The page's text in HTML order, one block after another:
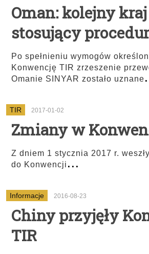
Oman: kolejny kraj
stosujący
Po spełnieniu wymogów
Konwencję TIR zrzeszenie
Omanie SINYAR zostało uznane
TIR 2017-01-02
Zmiany w
Z dniem 1 stycznia 2017 r.
do Konwencji...
Informacje 2016-08-23
Chiny przyjęły
TIR